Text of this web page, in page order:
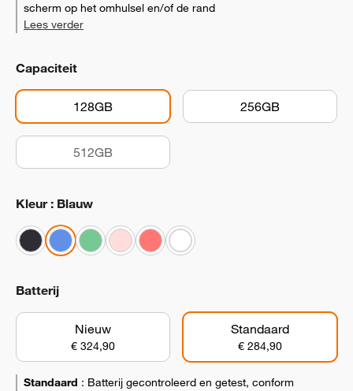
scherm op het omhulsel en/of de rand
Lees verder
Capaciteit
128GB 256GB
512GB
Kleur : Blauw
Batterij
Nieuw
€ 324,90
Standaard
€ 284,90
Standaard : Batterij gecontroleerd en getest, conform